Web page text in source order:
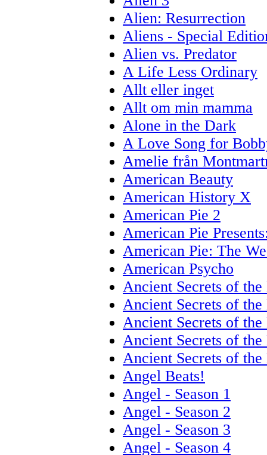
Alien: Resurrection
Aliens - Special
Alien vs. Predator
A Life Less Ordinary
Allt eller inget
Allt om min mamma
Alone in the Dark
A Love Song for
Amelie från
American Beauty
American History X
American Pie 2
American Pie
American Pie: The
American Psycho
Ancient Secrets of
Ancient Secrets of
Ancient Secrets of
Ancient Secrets of
Ancient Secrets of
Angel Beats!
Angel - Season 1
Angel - Season 2
Angel - Season 3
Angel - Season 4